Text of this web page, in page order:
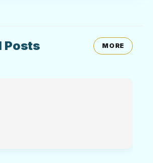
Posts MORE